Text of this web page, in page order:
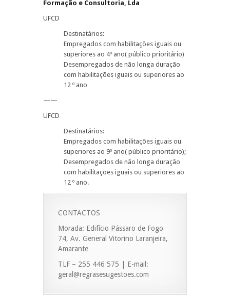
Formação e Consultoria, Lda
UFCD
Destinatários:
Empregados com habilitações iguais ou
superiores ao 4º ano( público prioritário)
Desempregados de não longa duração
com habilitações iguais ou superiores ao
12 º ano
——
UFCD
Destinatários:
Empregados com habilitações iguais ou
superiores ao 9º ano( público prioritário);
Desempregados de não longa duração
com habilitações iguais ou superiores ao
12 º ano.
CONTACTOS
Morada: Edifício Pássaro de Fogo
74, Av. General Vitorino Laranjeira,
Amarante
TLF – 255 446 575 | E-mail:
geral@regrasesugestoes.com